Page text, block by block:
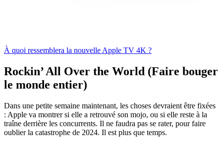
À quoi ressemblera la nouvelle Apple TV 4K ?
Rockin’ All Over the World (Faire bouger
le monde entier)
Dans une petite semaine maintenant, les choses devraient être fixées
: Apple va montrer si elle a retrouvé son mojo, ou si elle reste à la
traîne derrière les concurrents. Il ne faudra pas se rater, pour faire
oublier la catastrophe de 2024. Il est plus que temps.